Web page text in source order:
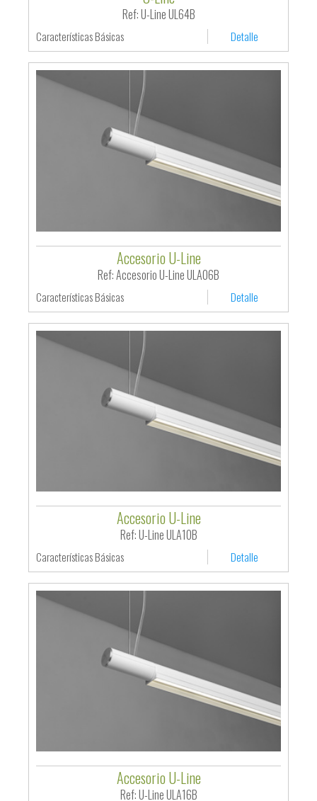
Ref: U-Line UL64B
Características Básicas Detalle
Accesorio U-Line
Ref: Accesorio U-Line ULA06B
Características Básicas Detalle
Accesorio U-Line
Ref: U-Line ULA10B
Características Básicas Detalle
Accesorio U-Line
Ref: U-Line ULA16B